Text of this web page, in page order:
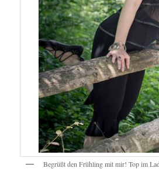
Begrüßt den Frühling mit mir! Top im